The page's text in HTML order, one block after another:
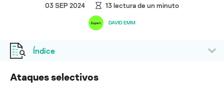
03 SEP 2024 13lectura de un minuto
DAVID EMM
Índice
Ataques selectivos